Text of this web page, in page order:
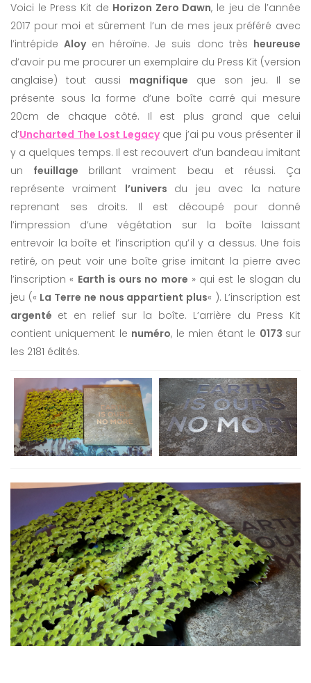
Voici le Press Kit de Horizon Zero Dawn, le jeu de l’année
2017 pour moi et sûrement l’un de mes jeux préféré avec
l’intrépideAloy en héroïne. Je suis donc très heureuse
d’avoir pu me procurer un exemplaire du Press Kit (version
anglaise) tout aussi magnifique que son jeu. Il se
présente sous la forme d’une boîte carré qui mesure
20cm de chaque côté. Il est plus grand que celui
d’Uncharted The Lost Legacyque j’ai pu vous présenter il
y a quelques temps. Il est recouvert d’un bandeau imitant
un feuillage brillant vraiment beau et réussi. Ça
représente vraiment l’univers du jeu avec la nature
reprenant ses droits. Il est découpé pour donné
l’impression d’une végétation sur la boîte laissant
entrevoir la boîte et l’inscription qu’il y a dessus. Une fois
retiré, on peut voir une boîte grise imitant la pierre avec
l’inscription « Earth is ours no more » qui est le slogan du
jeu (« La Terre ne nous appartient plus« ). L’inscription est
argenté et en relief sur la boîte. L’arrière du Press Kit
contient uniquement le numéro, le mien étant le 0173 sur
les 2181 édités.